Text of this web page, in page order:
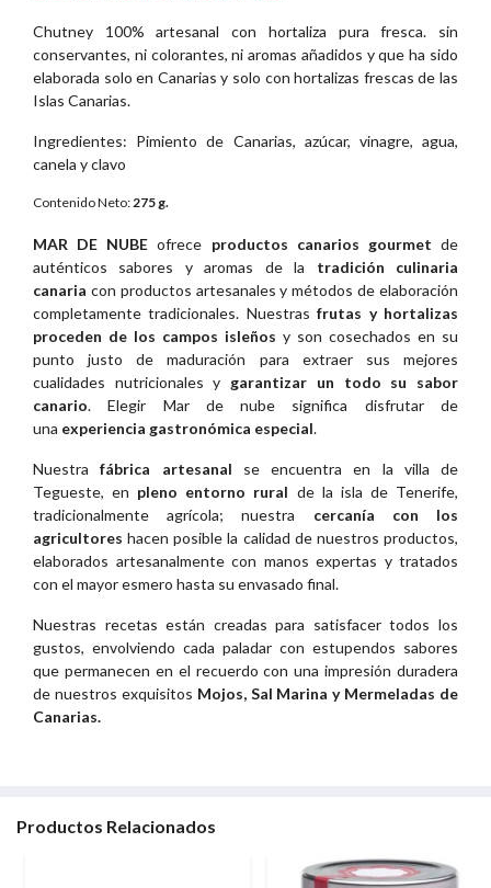
Chutney 100% artesanal con hortaliza pura fresca. sin
conservantes, ni colorantes, ni aromas añadidos y que ha sido
elaborada solo en Canarias y solo con hortalizas frescas de las
Islas Canarias.
Ingredientes: Pimiento de Canarias, azúcar, vinagre, agua,
canela y clavo
Contenido Neto:275 g.
MAR DE NUBE ofrece productos canarios gourmetde
auténticos sabores y aromas de la tradición culinaria
canaria con productos artesanales y métodos de elaboración
completamente tradicionales. Nuestrasfrutas y hortalizas
proceden de los campos isleños y son cosechados en su
punto justo de maduración para extraer sus mejores
cualidades nutricionales y garantizar un todo su sabor
canario. Elegir Mar de nube significa disfrutar de
una experiencia gastronómica especial.
Nuestra fábrica artesanal se encuentra en la villa de
Tegueste, en pleno entorno rural de la isla de Tenerife,
tradicionalmente agrícola; nuestra cercanía con los
agricultoreshacen posible la calidad de nuestros productos,
elaborados artesanalmente con manos expertas y tratados
con el mayor esmero hasta su envasado final.
Nuestras recetas están creadas para satisfacer todos los
gustos, envolviendo cada paladar con estupendos sabores
que permanecen en el recuerdo con una impresión duradera
de nuestros exquisitos Mojos, Sal Marina y Mermeladas de
Canarias.
Productos Relacionados